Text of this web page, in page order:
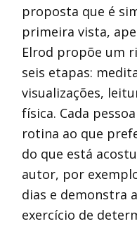
proposta que é
primeira vista,
Elrod propõe um
seis etapas:
visualizações,
física. Cada
rotina ao que
do que está
autor, por
dias e demonstra
exercício de